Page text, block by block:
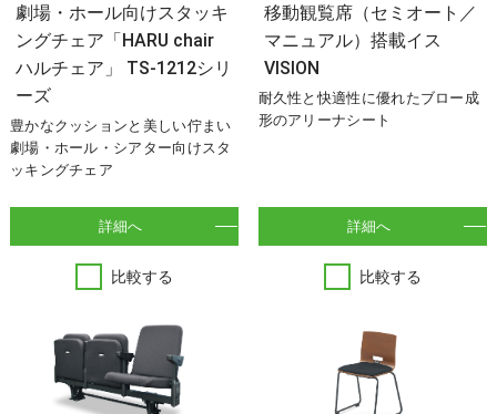
劇場・ホール向けスタッキ
ングチェア「HARU chair
ハルチェア」 TS-1212シリ
ーズ
豊かなクッションと美しい佇まい
劇場・ホール・シアター向けスタ
ッキングチェア
詳細へ
比較する
移動観覧席（セミオート／
マニュアル）搭載イス
VISION
耐久性と快適性に優れたブロー成
形のアリーナシート
詳細へ
比較する